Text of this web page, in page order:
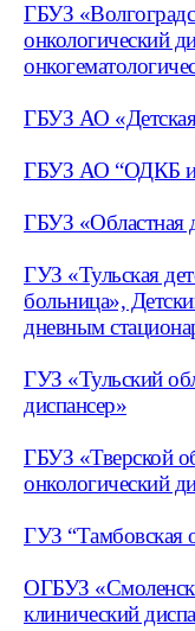
ГБУЗ
онкологический
ГБУЗ АО
ГБУЗ АО “ОДКБ
ГБУЗ «Областная
ГУЗ «Тульская
больница»,
дневным
ГУЗ «Тульский
диспансер»
ГБУЗ «Тверской
онкологический
ГУЗ “Тамбовская
ОГБУЗ
клинический